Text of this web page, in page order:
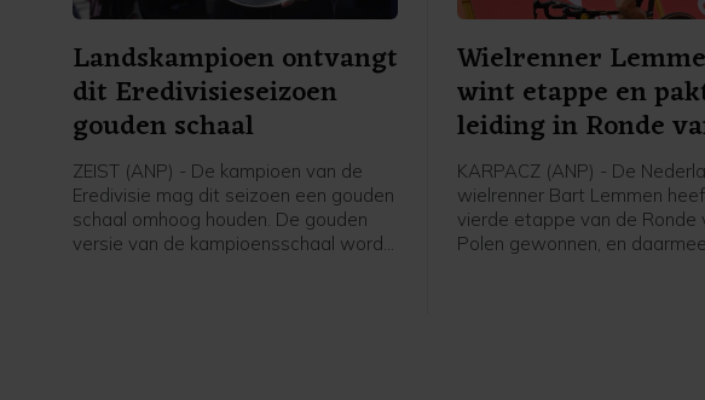
Landskampioen ontvangt
dit Eredivisieseizoen
gouden schaal
ZEIST (ANP) - De kampioen van de
Eredivisie mag dit seizoen een gouden
schaal omhoog houden. De gouden
versie van de kampioensschaal wordt
Wielrenner
wint etappe en
leiding in Ronde
Polen
KARPACZ (ANP) - De
wielrenner Bart Lemmen
vierde etappe van de Ronde
Polen gewonnen, en